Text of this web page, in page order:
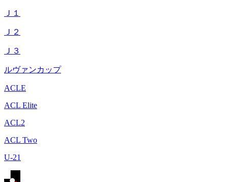
Ｊ１
Ｊ２
Ｊ３
ルヴァンカップ
ACLE
ACL Elite
ACL2
ACL Two
U-21